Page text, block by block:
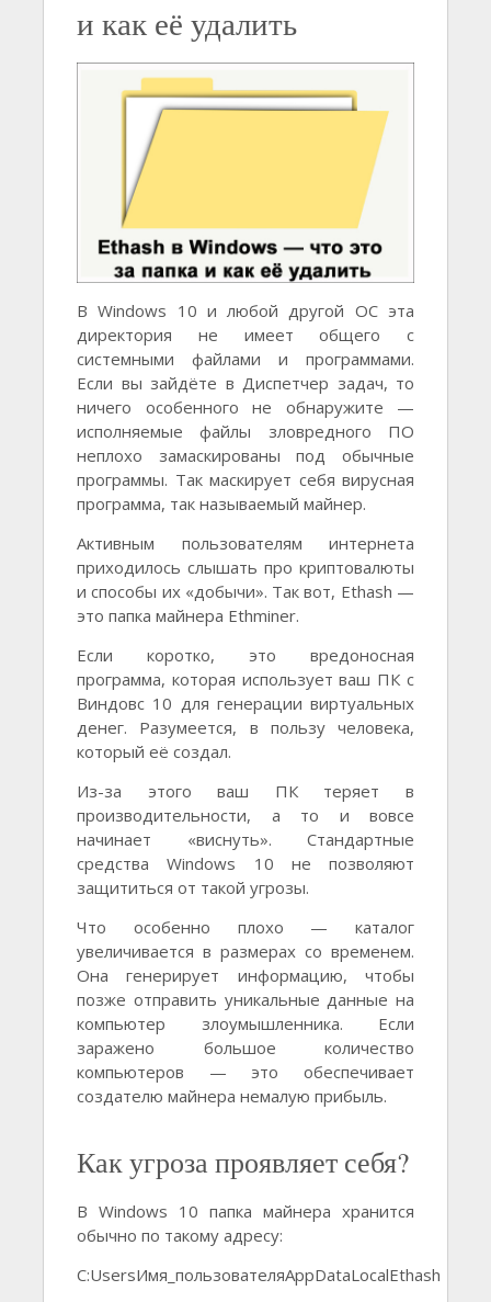
и как её удалить
В Windows 10 и любой другой ОС эта
директория не имеет общего с
системными файлами и программами.
Если вы зайдёте в Диспетчер задач, то
ничего особенного не обнаружите —
исполняемые файлы зловредного ПО
неплохо замаскированы под обычные
программы. Так маскирует себя вирусная
программа, так называемый майнер.
Активным пользователям интернета
приходилось слышать про криптовалюты
и способы их «добычи». Так вот, Ethash —
это папка майнера Ethminer.
Если коротко, это вредоносная
программа, которая использует ваш ПК с
Виндовс 10 для генерации виртуальных
денег. Разумеется, в пользу человека,
который её создал.
Из-за этого ваш ПК теряет в
производительности, а то и вовсе
начинает «виснуть». Стандартные
средства Windows 10 не позволяют
защититься от такой угрозы.
Что особенно плохо — каталог
увеличивается в размерах со временем.
Она генерирует информацию, чтобы
позже отправить уникальные данные на
компьютер злоумышленника. Если
заражено большое количество
компьютеров — это обеспечивает
создателю майнера немалую прибыль.
Как угроза проявляет себя?
В Windows 10 папка майнера хранится
обычно по такому адресу:
C:UsersИмя_пользователяAppDataLocalEthash